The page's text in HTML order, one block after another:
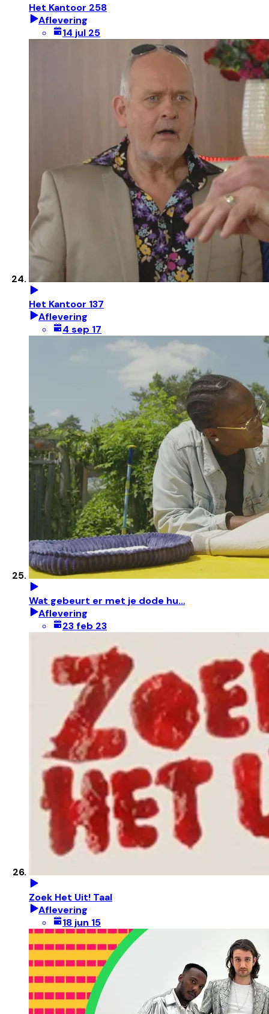
Het Kantoor 258
Aflevering
14 jul 25
Het Kantoor 137
Aflevering
4 sep 17
Wat gebeurt er met je dode hu…
Aflevering
23 feb 23
Zoek Het Uit! Taal
Aflevering
18 jun 15